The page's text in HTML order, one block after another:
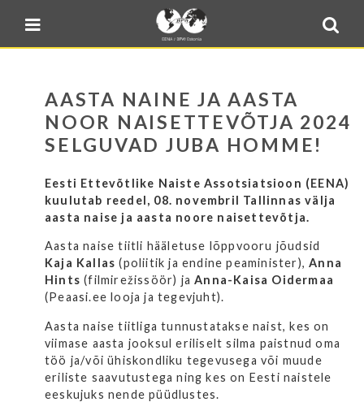
Sulge menüü
Blogi
E-pood
Minu BPW
In English
AASTA NAINE JA AASTA
NOOR NAISETTEVÕTJA 2024
SELGUVAD JUBA HOMME!
Eesti Ettevõtlike Naiste Assotsiatsioon (EENA)
kuulutab reedel, 08. novembril Tallinnas välja
aasta naise ja aasta noore naisettevõtja.
Aasta naise tiitli hääletuse lõppvooru jõudsid
Kaja Kallas(poliitik ja endine peaminister),Anna
Hints (filmirežissöör) jaAnna-Kaisa Oidermaa
(Peaasi.ee looja ja tegevjuht).
Aasta naise tiitliga tunnustatakse naist, kes on
viimase aasta jooksul eriliselt silma paistnud oma
töö ja/või ühiskondliku tegevusega või muude
eriliste saavutustega ning kes on Eesti naistele
eeskujuks nende püüdlustes.